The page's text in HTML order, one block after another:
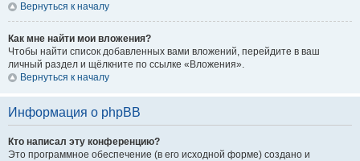
Вернуться к началу
Как мне найти мои вложения?
Чтобы найти список добавленных вами вложений, перейдите в ваш
личный раздел и щёлкните по ссылке «Вложения».
Вернуться к началу
Информация о phpBB
Кто написал эту конференцию?
Это программное обеспечение (в его исходной форме) создано и